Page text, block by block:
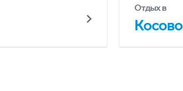
Отдых в
Косово